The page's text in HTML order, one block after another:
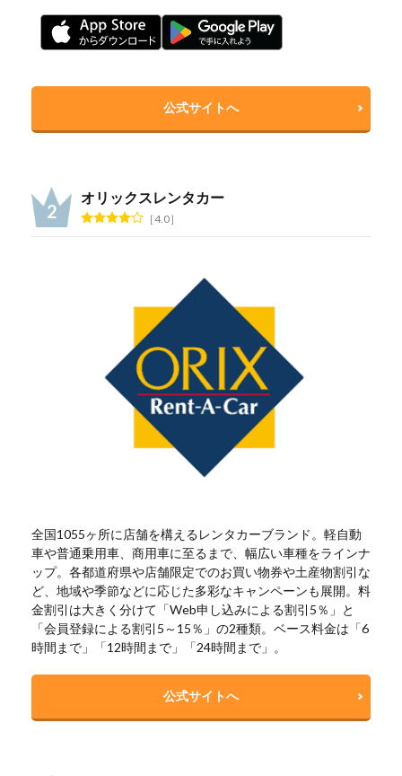
公式サイトへ
オリックスレンタカー
4.0
全国1055ヶ所に店舗を構えるレンタカーブランド。軽自動
車や普通乗用車、商用車に至るまで、幅広い車種をラインナ
ップ。各都道府県や店舗限定でのお買い物券や土産物割引な
ど、地域や季節などに応じた多彩なキャンペーンも展開。料
金割引は大きく分けて「Web申し込みによる割引5％」と
「会員登録による割引5～15％」の2種類。ベース料金は「6
時間まで」「12時間まで」「24時間まで」。
公式サイトへ